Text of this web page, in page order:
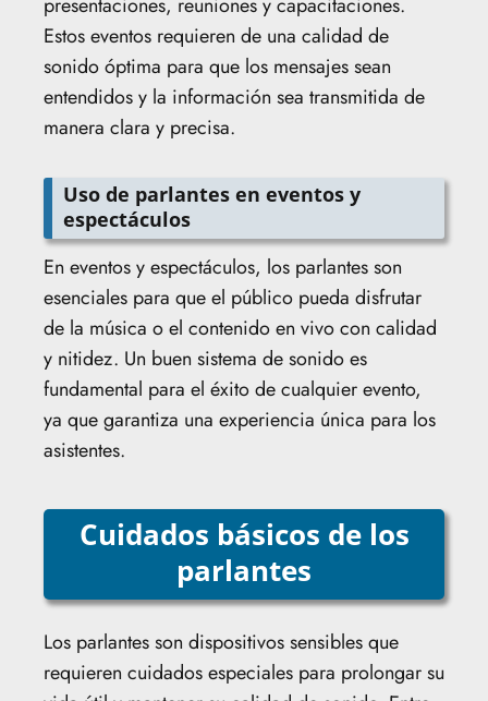
Estos eventos requieren de una calidad de
sonido óptima para que los mensajes sean
entendidos y la información sea transmitida de
manera clara y precisa.
Uso de parlantes en eventos y
espectáculos
En eventos y espectáculos, los parlantes son
esenciales para que el público pueda disfrutar
de la música o el contenido en vivo con calidad
y nitidez. Un buen sistema de sonido es
fundamental para el éxito de cualquier evento,
ya que garantiza una experiencia única para los
asistentes.
Cuidados básicos de los
parlantes
Los parlantes son dispositivos sensibles que
requieren cuidados especiales para prolongar su